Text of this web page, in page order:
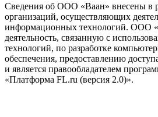
Сведения об ООО «Ваан» внесены в
организаций, осуществляющих
информационных технологий. ООО
деятельность, связанную с
технологий, по разработке
обеспечения, предоставлению
и является правообладателем
«Платформа FL.ru (версия 2.0)».